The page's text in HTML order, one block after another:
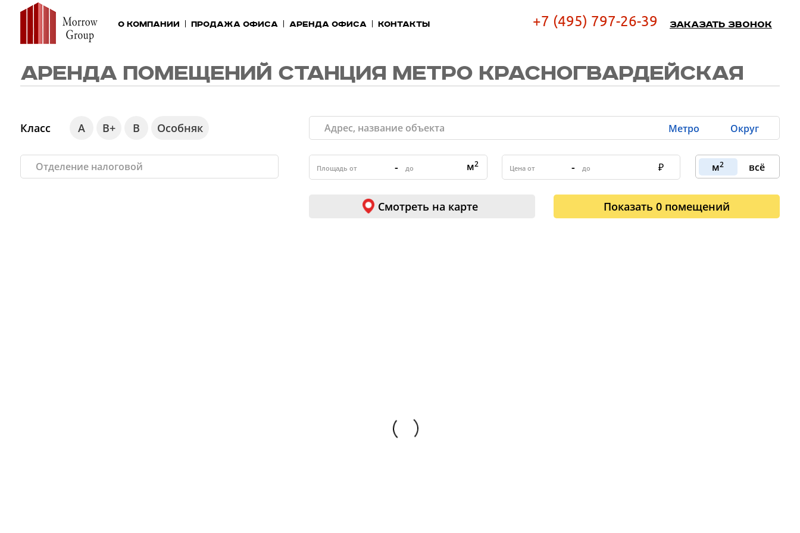
О компании Продажа офиса Аренда офиса Контакты +7 (495) 797-26-39 Заказать звонок
АРЕНДА ПОМЕЩЕНИЙ СТАНЦИЯ МЕТРО КРАСНОГВАРДЕЙСКАЯ
Класс А В+ В Особняк Метро Округ
- м2 - м2 всё
Смотреть на карте Показать0 помещений